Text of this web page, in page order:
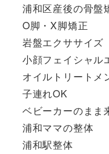
浦和区産後の骨盤
O脚・X脚矯正
岩盤エクササイズ
小顔フェイシャル
オイルトリートメ
子連れOK
ベビーカーのまま
浦和ママの整体
浦和駅整体